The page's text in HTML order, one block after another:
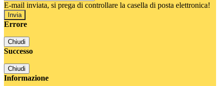
E-mail inviata, si prega di controllare la casella di posta elettronica!
Errore
Chiudi
Successo
Chiudi
Informazione